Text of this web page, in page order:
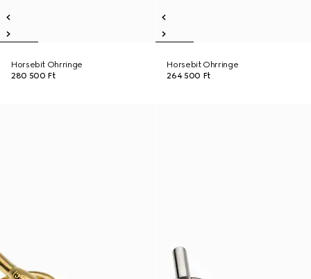
Horsebit Ohrringe
280 500 Ft
Horsebit Ohrringe
264 500 Ft